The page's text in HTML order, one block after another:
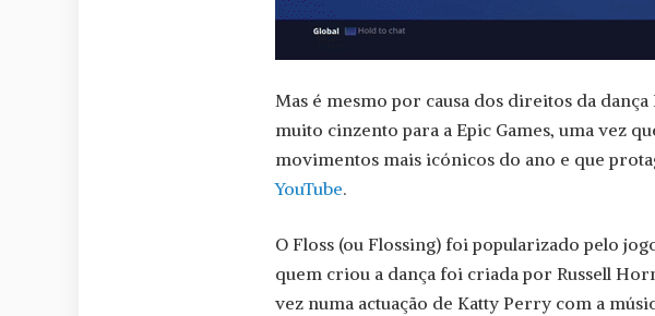
Mas é mesmo por causa dos direitos da
muito cinzento para a Epic Games, uma vez
movimentos mais icónicos do ano e que
YouTube.
O Floss (ou Flossing) foi popularizado pelo
quem criou a dança foi criada por Russell
vez numa actuação de Katty Perry com a